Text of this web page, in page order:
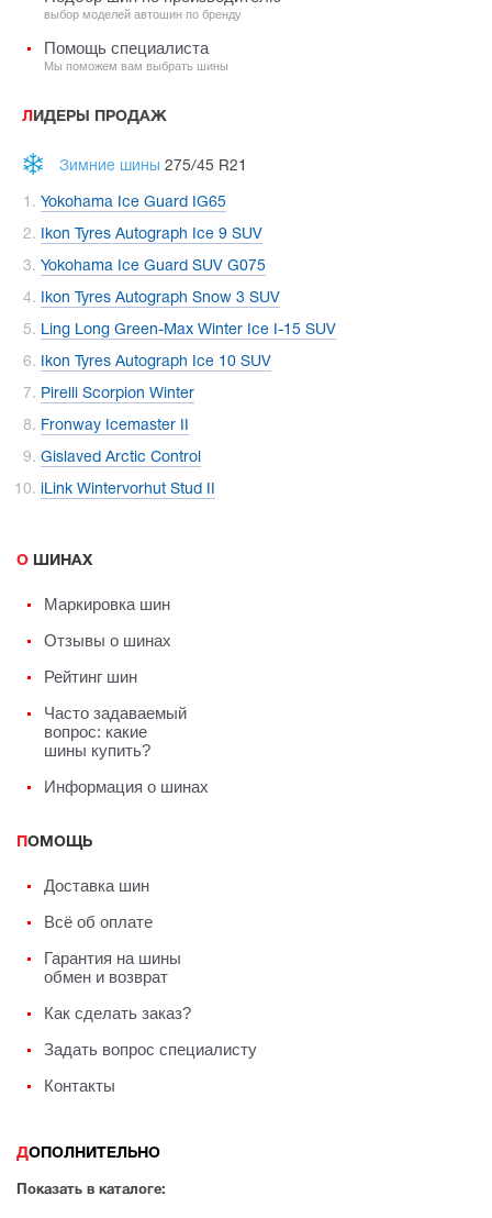
выбор моделей автошин по бренду
Помощь специалиста
Мы поможем вам выбрать шины
ЛИДЕРЫ ПРОДАЖ
Зимние шины 275/45 R21
Yokohama Ice Guard IG65
Ikon Tyres Autograph Ice 9 SUV
Yokohama Ice Guard SUV G075
Ikon Tyres Autograph Snow 3 SUV
Ling Long Green-Max Winter Ice I-15 SUV
Ikon Tyres Autograph Ice 10 SUV
Pirelli Scorpion Winter
Fronway Icemaster II
Gislaved Arctic Control
iLink Wintervorhut Stud II
О ШИНАХ
Маркировка шин
Отзывы о шинах
Рейтинг шин
Часто задаваемый
вопрос: какие
шины купить?
Информация о шинах
ПОМОЩЬ
Доставка шин
Всё об оплате
Гарантия на шины
обмен и возврат
Как сделать заказ?
Задать вопрос специалисту
Контакты
ДОПОЛНИТЕЛЬНО
Показать в каталоге: